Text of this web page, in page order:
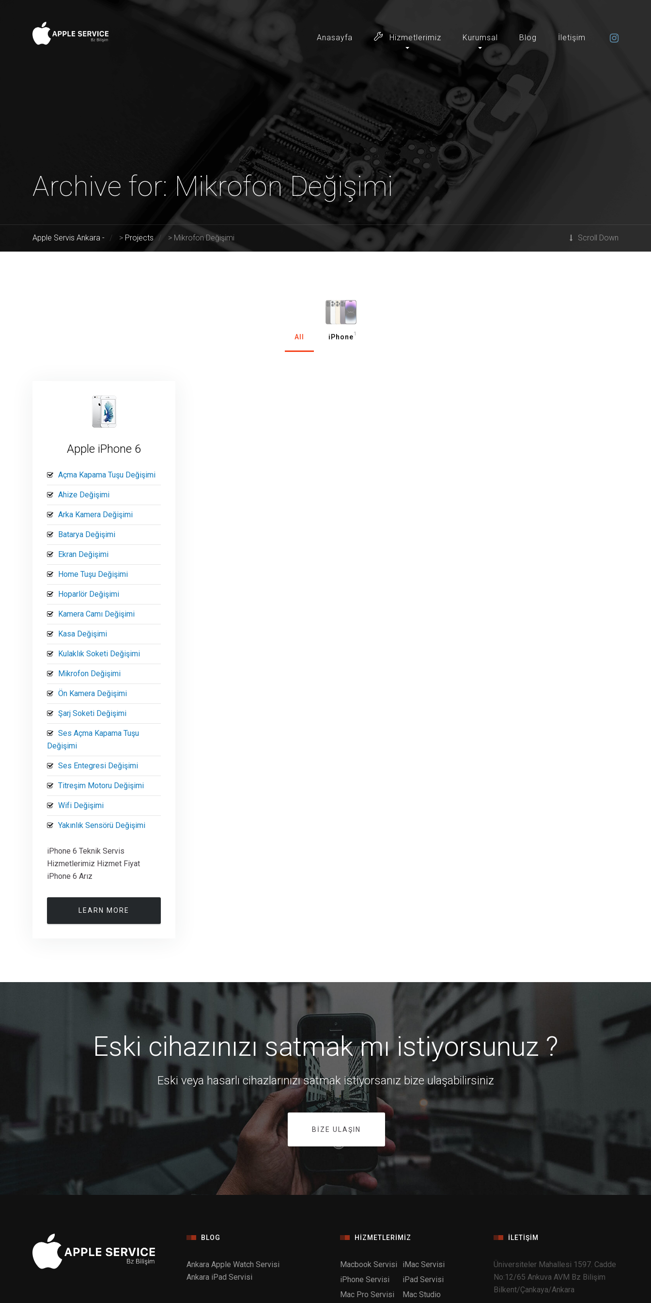
Anasayfa Hizmetlerimiz Kurumsal Blog İletişim
Archive for: Mikrofon Değişimi
Scroll Down
Apple Servis Ankara - > Projects > Mikrofon Değişimi
All iPhone1
Apple iPhone 6
Açma Kapama Tuşu Değişimi
Ahize Değişimi
Arka Kamera Değişimi
Batarya Değişimi
Ekran Değişimi
Home Tuşu Değişimi
Hoparlör Değişimi
Kamera Camı Değişimi
Kasa Değişimi
Kulaklık Soketi Değişimi
Mikrofon Değişimi
Ön Kamera Değişimi
Şarj Soketi Değişimi
Ses Açma Kapama Tuşu
Değişimi
Ses Entegresi Değişimi
Titreşim Motoru Değişimi
Wifi Değişimi
Yakınlık Sensörü Değişimi
iPhone 6 Teknik Servis
Hizmetlerimiz Hizmet Fiyat
iPhone 6 Arız
LEARN MORE
Eski cihazınızı satmak mı istiyorsunuz ?
Eski veya hasarlı cihazlarınızı satmak istiyorsanız bize ulaşabilirsiniz
BIZE ULAŞIN
BLOG
Ankara Apple Watch Servisi
Ankara iPad Servisi
HIZMETLERIMIZ
Macbook Servisi
iMac Servisi
iPhone Servisi
iPad Servisi
Mac Pro Servisi
Mac Studio
İLETIŞIM
Üniversiteler Mahallesi 1597. Cadde
No:12/65 Ankuva AVM Bz Bilişim
Bilkent/Çankaya/Ankara